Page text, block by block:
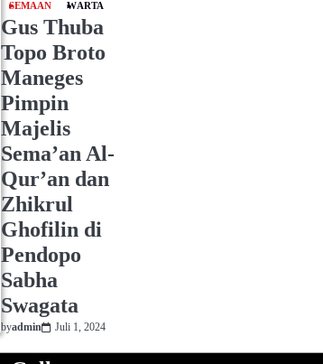
SEMAAN
WARTA
Gus Thuba
Topo Broto
Maneges
Pimpin
Majelis
Sema’an Al-
Qur’an dan
Zhikrul
Ghofilin di
Pendopo
Sabha
Swagata
byadmin Juli 1, 2024